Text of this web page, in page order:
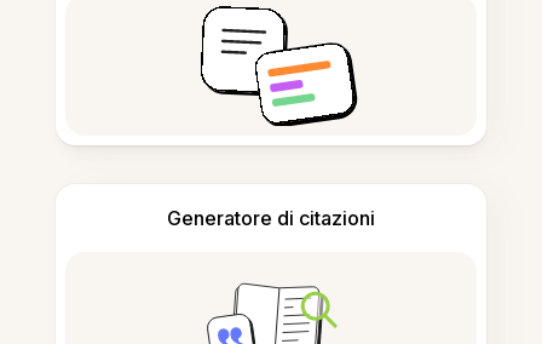
Generatore di citazioni